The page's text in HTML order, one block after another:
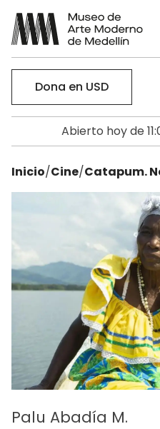
Dona en USD
Abierto hoy de
Inicio/Cine/Catapum.
Palu Abadía M.